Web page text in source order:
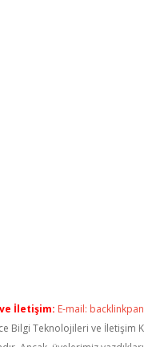
İletişim: E-mail:
Bilgi Teknolojileri ve